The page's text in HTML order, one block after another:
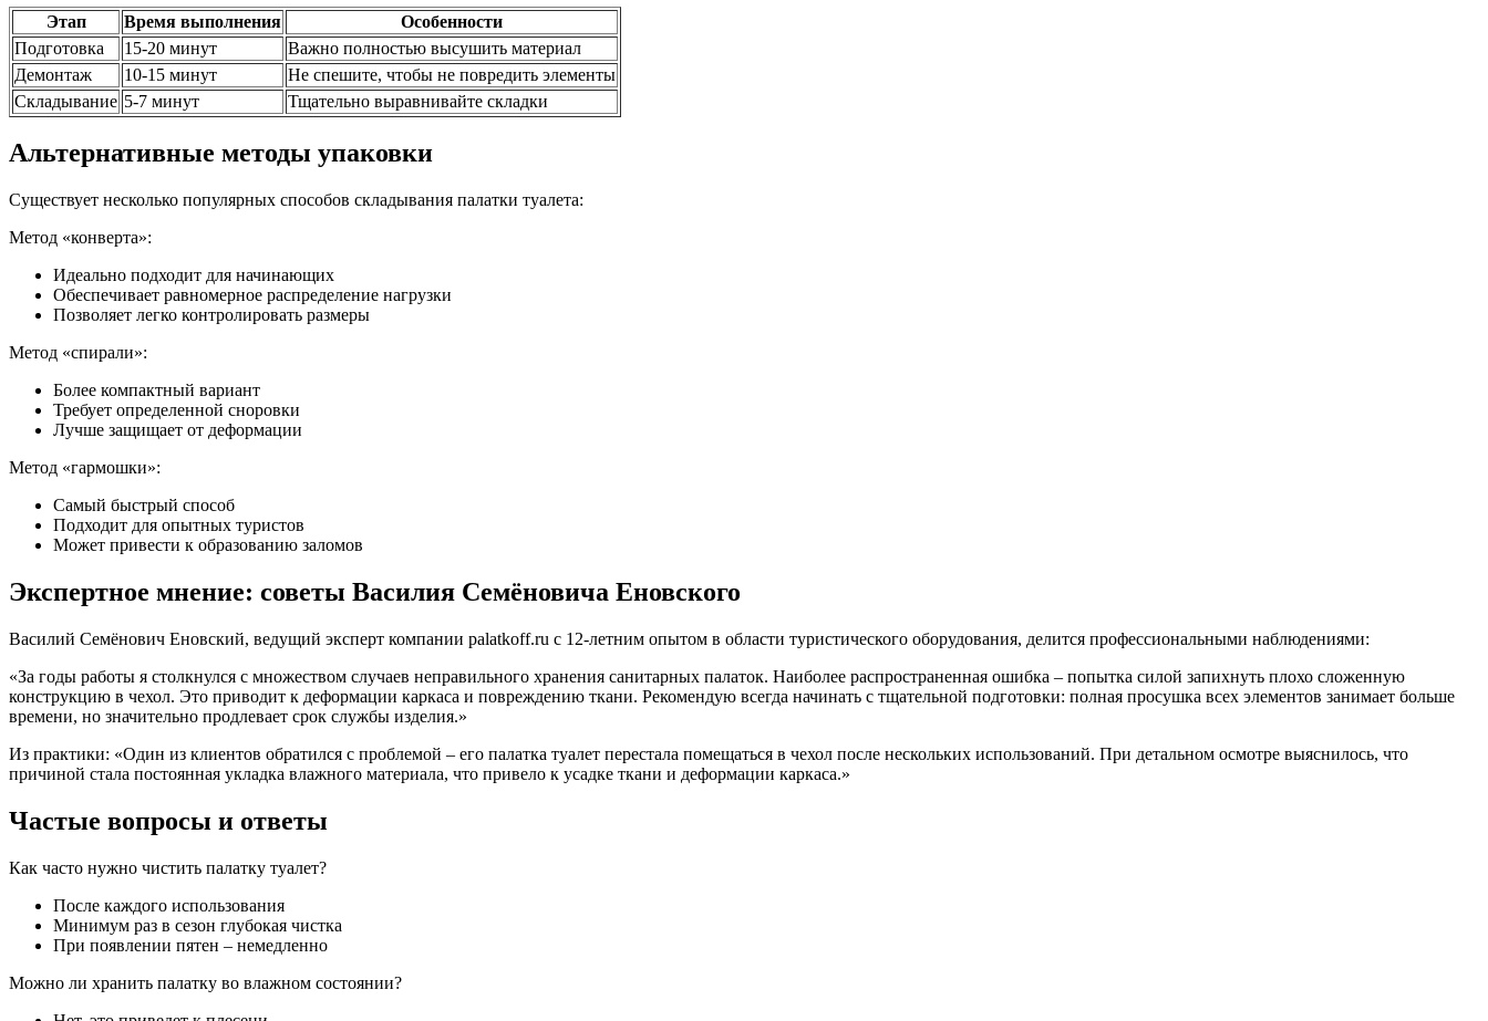
Этап Время выполнения
Особенности
Подготовка
15-20 минут
Важно полностью высушить материал
Демонтаж
10-15 минут
Не спешите, чтобы не повредить элементы
Складывание 5-7 минут Тщательно выравнивайте складки
Альтернативные методы упаковки
Существует несколько популярных способов складывания палатки туалета:
Метод «конверта»:
Идеально подходит для начинающих
Обеспечивает равномерное распределение нагрузки
Позволяет легко контролировать размеры
Метод «спирали»:
Более компактный вариант
Требует определенной сноровки
Лучше защищает от деформации
Метод «гармошки»:
Самый быстрый способ
Подходит для опытных туристов
Может привести к образованию заломов
Экспертное мнение: советы Василия Семёновича Еновского
Василий Семёнович Еновский, ведущий эксперт компании palatkoff.ru с 12-летним опытом в области туристического оборудования, делится профессиональными наблюдениями:
«За годы работы я столкнулся с множеством случаев неправильного хранения санитарных палаток. Наиболее распространенная ошибка – попытка силой запихнуть плохо сложенную
конструкцию в чехол. Это приводит к деформации каркаса и повреждению ткани. Рекомендую всегда начинать с тщательной подготовки: полная просушка всех элементов занимает больше
времени, но значительно продлевает срок службы изделия.»
Из практики: «Один из клиентов обратился с проблемой – его палатка туалет перестала помещаться в чехол после нескольких использований. При детальном осмотре выяснилось, что
причиной стала постоянная укладка влажного материала, что привело к усадке ткани и деформации каркаса.»
Частые вопросы и ответы
Как часто нужно чистить палатку туалет?
После каждого использования
Минимум раз в сезон глубокая чистка
При появлении пятен – немедленно
Можно ли хранить палатку во влажном состоянии?